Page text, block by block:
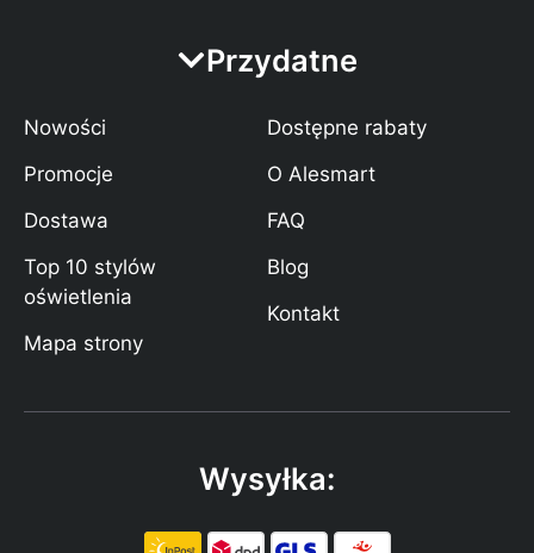
Przydatne
Nowości
Promocje
Dostawa
Top 10 stylów
oświetlenia
Mapa strony
Dostępne rabaty
O Alesmart
FAQ
Blog
Kontakt
Wysyłka: